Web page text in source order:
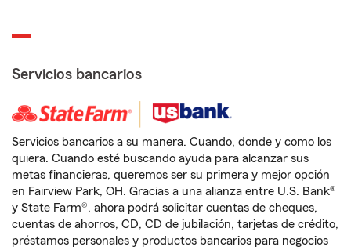
Servicios bancarios
Servicios bancarios a su manera. Cuando, donde y como los
quiera. Cuando esté buscando ayuda para alcanzar sus
metas financieras, queremos ser su primera y mejor opción
en Fairview Park, OH. Gracias a una alianza entre U.S. Bank®
y State Farm®, ahora podrá solicitar cuentas de cheques,
cuentas de ahorros, CD, CD de jubilación, tarjetas de crédito,
préstamos personales y productos bancarios para negocios